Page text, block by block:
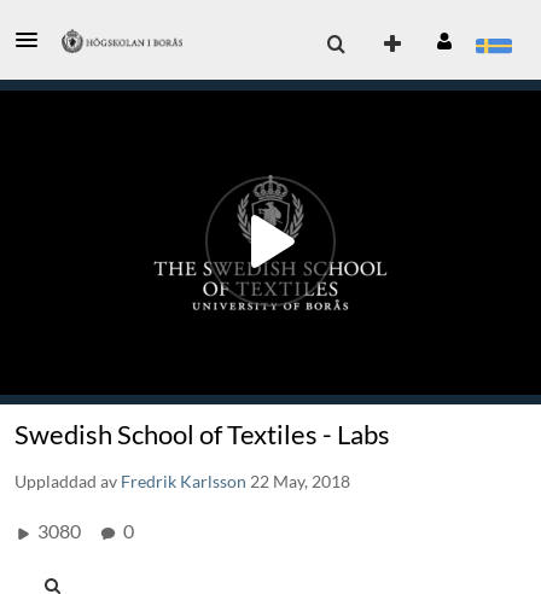
Swedish School of Textiles - Labs
Uppladdad av Fredrik Karlsson 22 May, 2018
3080 0